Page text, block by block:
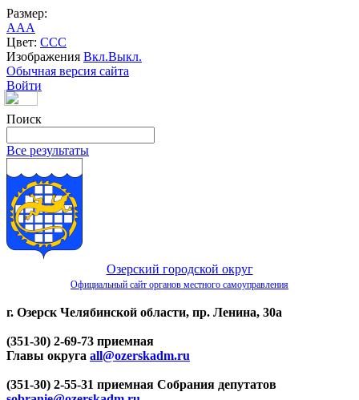
Размер:
AAA
Цвет: CCC
Изображения Вкл.Выкл.
Обычная версия сайта
Войти
Поиск
Все результаты
Озерский городской округ
Официальный сайт органов местного самоуправления
г. Озерск Челябинской области, пр. Ленина, 30а
(351-30) 2-69-73 приемная
Главы округа all@ozerskadm.ru
(351-30) 2-55-31 приемная Собрания депутатов